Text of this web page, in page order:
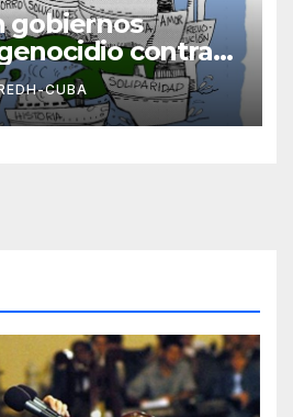
gobiernos
contra
López
CUBA